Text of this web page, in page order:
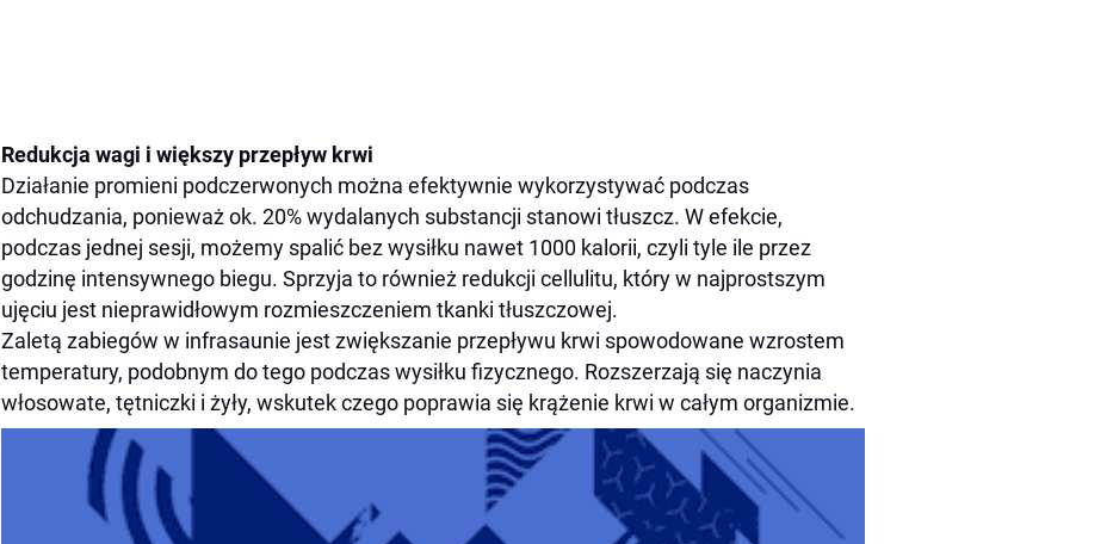
Redukcja wagi i większy przepływ krwi
Działanie promieni podczerwonych można efektywnie wykorzystywać podczas
odchudzania, ponieważ ok. 20% wydalanych substancji stanowi tłuszcz. W efekcie,
podczas jednej sesji, możemy spalić bez wysiłku nawet 1000 kalorii, czyli tyle ile przez
godzinę intensywnego biegu. Sprzyja to również redukcji cellulitu, który w najprostszym
ujęciu jest nieprawidłowym rozmieszczeniem tkanki tłuszczowej.
Zaletą zabiegów w infrasaunie jest zwiększanie przepływu krwi spowodowane wzrostem
temperatury, podobnym do tego podczas wysiłku fizycznego. Rozszerzają się naczynia
włosowate, tętniczki i żyły, wskutek czego poprawia się krążenie krwi w całym organizmie.